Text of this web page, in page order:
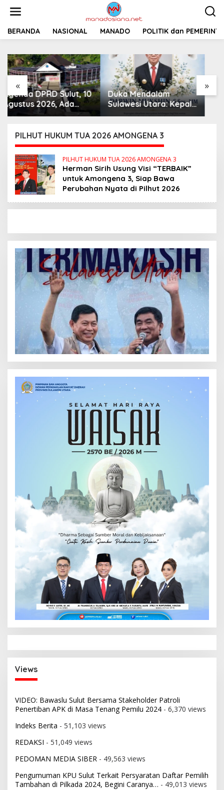
t
BERANDA NASIONAL MANADO POLITIK dan
« »
Duka Mendalam
Sulawesi Utara: Kepala
Dinas Perkebunan
Meninggal Dunia
Pemprov Sulut
Siapkan 2 Opsi
Perbaiki Jalan
Salibabu Talaud: Lewat
APBD atau PSN
PILHUT HUKUM TUA 2026 AMONGENA 3
PILHUT HUKUM TUA 2026 AMONGENA 3
Herman Sirih Usung Visi “TERBAIK”
untuk Amongena 3, Siap Bawa
Perubahan Nyata di Pilhut 2026
Views
VIDEO: Bawaslu Sulut Bersama Stakeholder Patroli
Penertiban APK di Masa Tenang Pemilu 2024 - 6,370 views
Indeks Berita - 51,103 views
REDAKSI - 51,049 views
PEDOMAN MEDIA SIBER - 49,563 views
Pengumuman KPU Sulut Terkait Persyaratan Daftar Pemilih
Tambahan di Pilkada 2024, Begini Caranya… - 49,013 views